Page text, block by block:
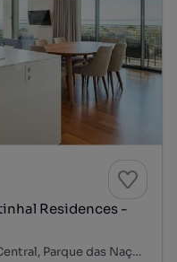
Residences -
Praça do Príncipe Perfeito, Expo Central, Parque das Nações, Lisboa, Lisboa